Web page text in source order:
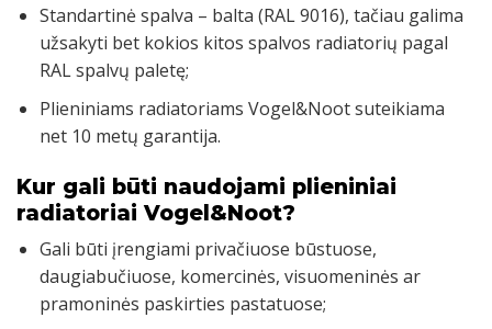
Standartinė spalva – balta (RAL 9016), tačiau galima
užsakyti bet kokios kitos spalvos radiatorių pagal
RAL spalvų paletę;
Plieniniams radiatoriams Vogel&Noot suteikiama
net 10 metų garantija.
Kur gali būti naudojami plieniniai
radiatoriai Vogel&Noot?
Gali būti įrengiami privačiuose būstuose,
daugiabučiuose, komercinės, visuomeninės ar
pramoninės paskirties pastatuose;